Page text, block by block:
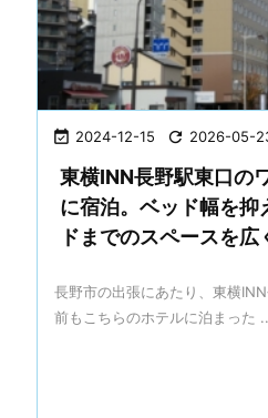
 2024-12-15  2026-05-
東横INN長野駅東口の
に宿泊。ベッド幅を抑
ドまでのスペースを
長野市の出張にあたり、東横
前もこちらのホテルに泊まった